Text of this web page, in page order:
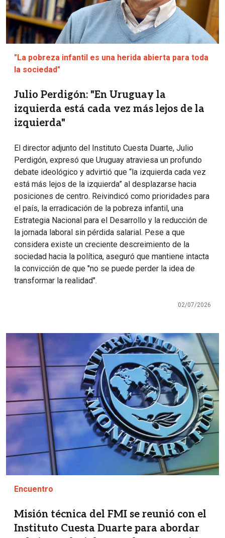
"La pobreza infantil es una herida abierta para toda
la sociedad"
Julio Perdigón: "En Uruguay la
izquierda está cada vez más lejos de la
izquierda"
El director adjunto del Instituto Cuesta Duarte, Julio
Perdigón, expresó que Uruguay atraviesa un profundo
debate ideológico y advirtió que “la izquierda cada vez
está más lejos de la izquierda” al desplazarse hacia
posiciones de centro. Reivindicó como prioridades para
el país, la erradicación de la pobreza infantil, una
Estrategia Nacional para el Desarrollo y la reducción de
la jornada laboral sin pérdida salarial. Pese a que
considera existe un creciente descreimiento de la
sociedad hacia la política, aseguró que mantiene intacta
la convicción de que "no se puede perder la idea de
transformar la realidad".
02/07/2026
Imagen
Encuentro
Misión técnica del FMI se reunió con el
Instituto Cuesta Duarte para abordar